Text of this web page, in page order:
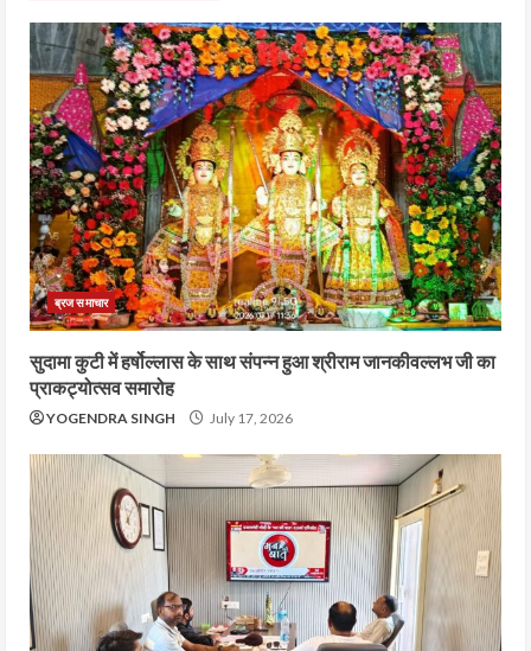
ब्रज समाचार
सुदामा कुटी में हर्षोल्लास के साथ संपन्न हुआ श्रीराम जानकीवल्लभ जी का
प्राकट्योत्सव समारोह
YOGENDRA SINGH July 17, 2026